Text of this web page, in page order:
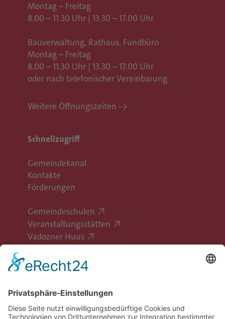
Montag – Freitag
8.00 – 11.30 Uhr | 13.30 – 17.00 Uhr
Bauverwaltung, Rathaus, Fundbüro
Montag – Freitag
8.00 – 11.30 Uhr | 13.30 – 17.00 Uhr
oder nach telefonischer Vereinbarung
Weitere Öffnungszeiten
Schnellzugriff
Gemeindekanal
Kontakte
Förderungen
Gemeindeschulen
Veranstaltungsstätten
Vadozner Huus